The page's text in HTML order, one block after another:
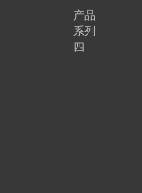
产品
系列
四